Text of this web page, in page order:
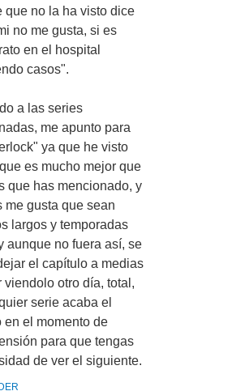
que no la ha visto dice
no me gusta, si es
en el hospital
casos".
a las series
me apunto para
ya que he visto
es mucho mejor que
que has mencionado, y
me gusta que sean
largos y temporadas
aunque no fuera así, se
el capítulo a medias
viendolo otro día, total,
serie acaba el
en el momento de
para que tengas
de ver el siguiente.